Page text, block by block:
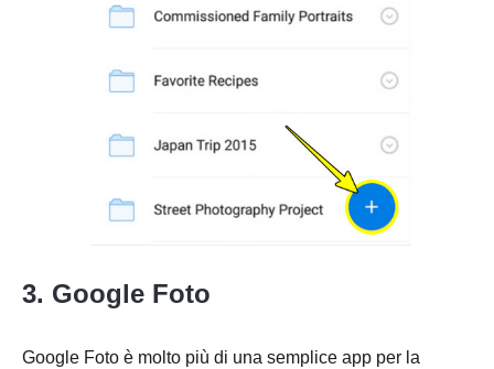
3. Google Foto
Google Foto è molto più di una semplice app per la